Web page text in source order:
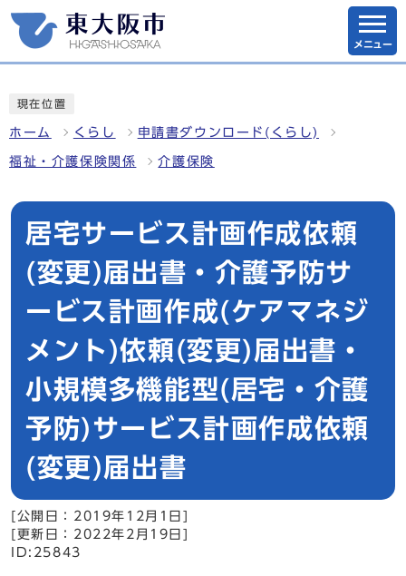
メニュー
現在位置
ホーム くらし 申請書ダウンロード(くらし)
福祉・介護保険関係 介護保険
居宅サービス計画作成依頼
(変更)届出書・介護予防サ
ービス計画作成(ケアマネジ
メント)依頼(変更)届出書・
小規模多機能型(居宅・介護
予防)サービス計画作成依頼
(変更)届出書
[公開日：2019年12月1日]
[更新日：2022年2月19日]
ID:25843